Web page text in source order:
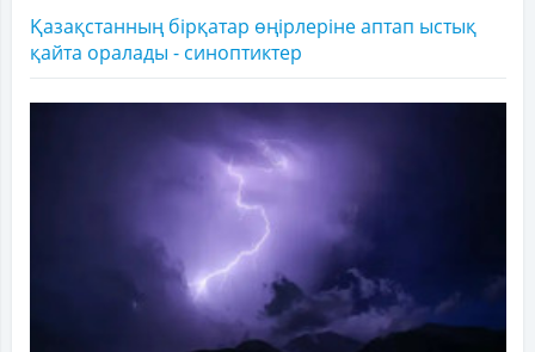
Қазақстанның бірқатар өңірлеріне аптап ыстық
қайта оралады - синоптиктер